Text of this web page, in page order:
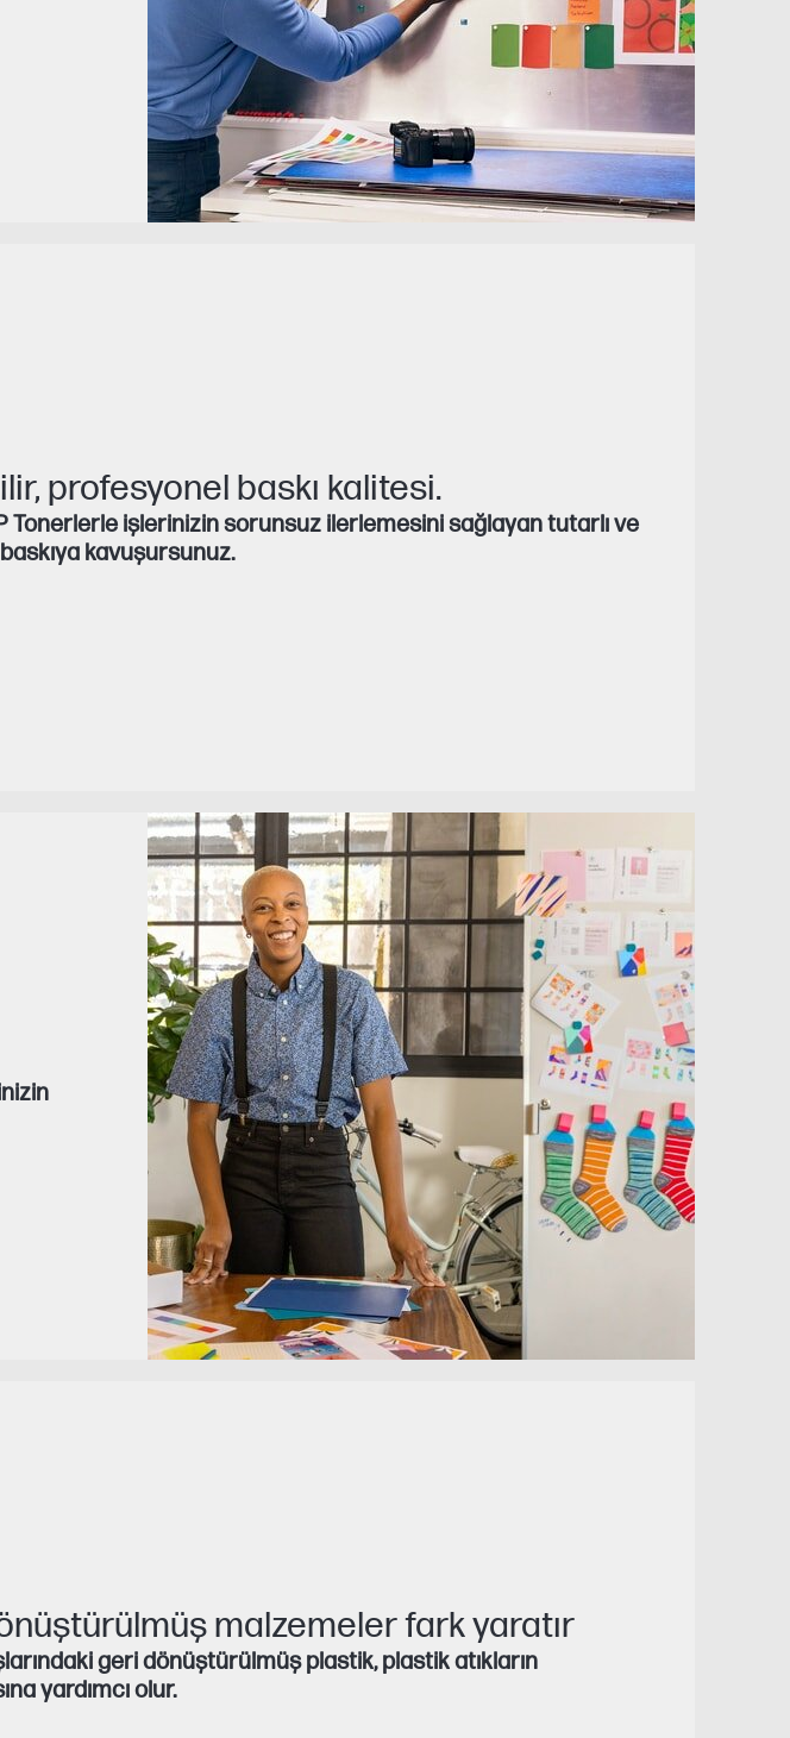
profesyonel baskı kalitesi.
Tonerlerle işlerinizin sorunsuz ilerlemesini sağlayan tutarlı ve
kavuşursunuz.
malzemeler fark yaratır
geri dönüştürülmüş plastik, plastik atıkların
yardımcı olur.